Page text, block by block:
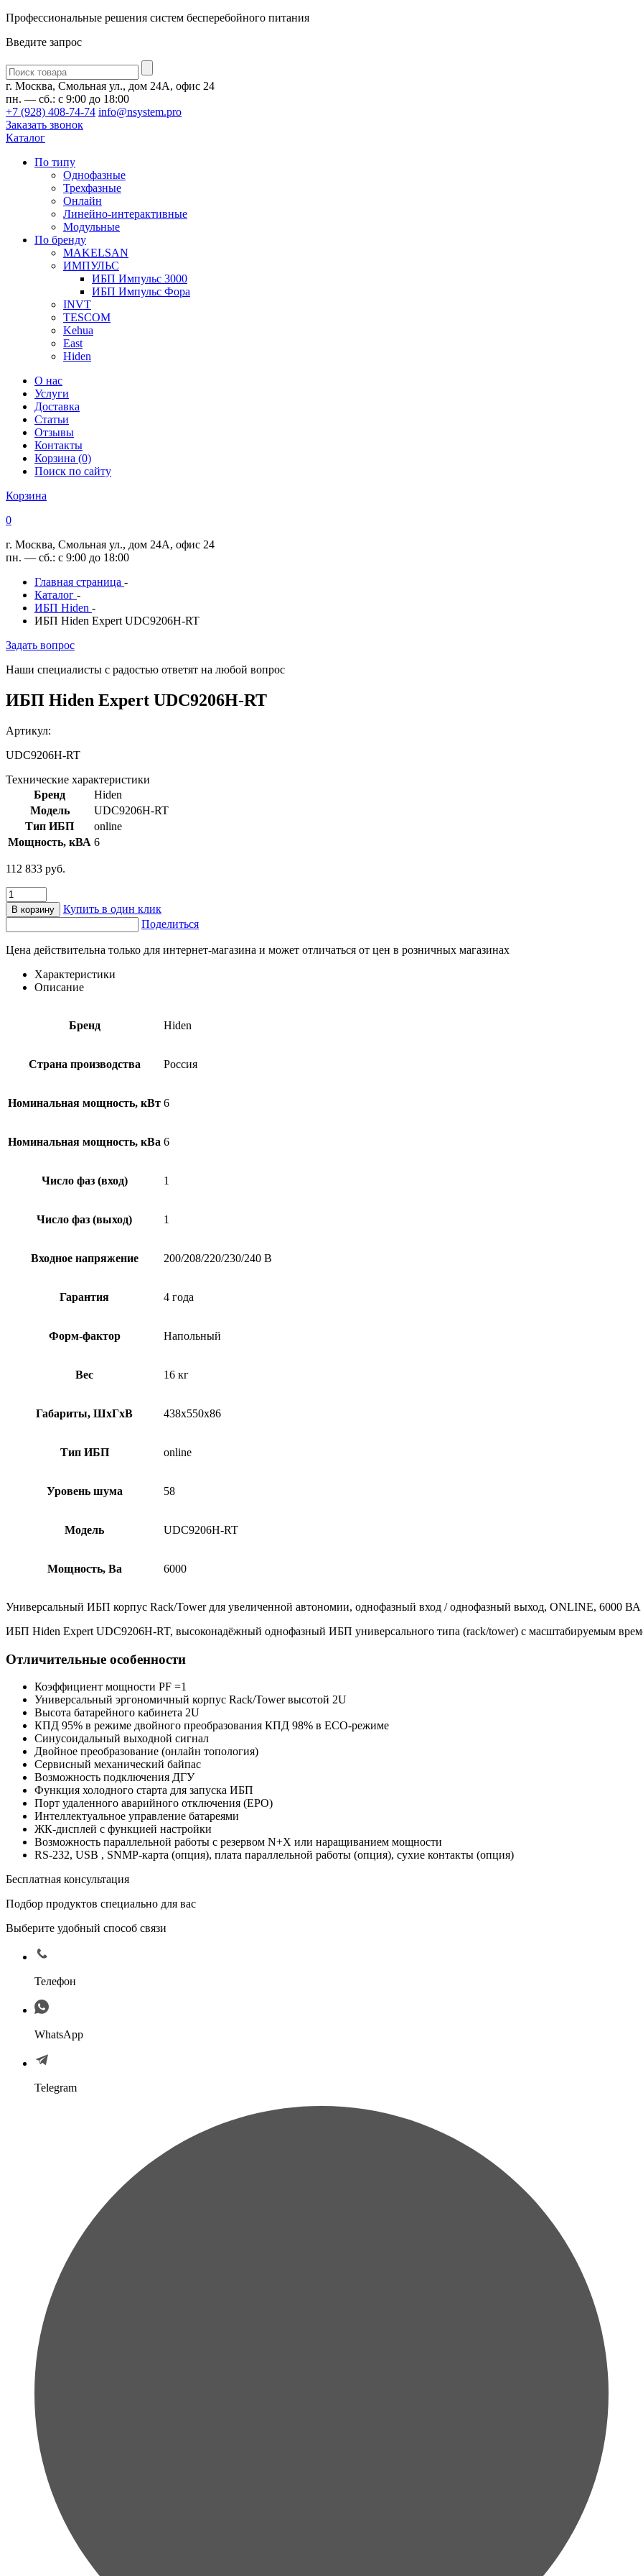
Профессиональные решения систем бесперебойного питания
Введите запрос
Введите
запрос
г. Москва, Смольная ул., дом 24А, офис 24
пн. — сб.: с 9:00 до 18:00
+7 (928) 408-74-74 info@nsystem.pro
Заказать звонок
Каталог
По типу
Однофазные
Трехфазные
Онлайн
Линейно-интерактивные
Модульные
По бренду
MAKELSAN
ИМПУЛЬС
ИБП Импульс 3000
ИБП Импульс Фора
INVT
TESCOM
Kehua
East
Hiden
О нас
Услуги
Доставка
Статьи
Отзывы
Контакты
Корзина (0)
Поиск по сайту
Корзина
0
г. Москва, Смольная ул., дом 24А, офис 24
пн. — сб.: с 9:00 до 18:00
Главная страница -
Каталог -
ИБП Hiden -
ИБП Hiden Expert UDC9206H-RT
Задать вопрос
Наши специалисты с радостью ответят на любой вопрос
ИБП Hiden Expert UDC9206H-RT
Артикул:
UDC9206H-RT
Технические характеристики
Бренд
Hiden
Модель
UDC9206H-RT
Тип ИБП
online
Мощность, кВА 6
112 833 руб.
Количество
товара
ИБП
Hiden
Expert
UDC9206H-
В корзину
Купить в один клик
Поделиться
Цена действительна только для интернет-магазина и может отличаться от цен в розничных магазинах
Характеристики
Описание
Бренд Hiden
Страна производства Россия
Номинальная мощность, кВт 6
Номинальная мощность, кВа 6
Число фаз (вход) 1
Число фаз (выход) 1
Входное напряжение 200/208/220/230/240 В
Гарантия 4 года
Форм-фактор Напольный
Вес 16 кг
Габариты, ШхГхВ 438x550x86
Тип ИБП online
Уровень шума 58
Модель UDC9206H-RT
Мощность, Ва 6000
Универсальный ИБП корпус Rack/Tower для увеличенной автономии, однофазный вход / однофазный выход, ONLINE, 6000 ВА
ИБП Hiden Expert UDC9206H-RT, высоконадёжный однофазный ИБП универсального типа (rack/tower) c масштабируемым
Отличительные особенности
Коэффициент мощности PF =1
Универсальный эргономичный корпус Rack/Tower высотой 2U
Высота батарейного кабинета 2U
КПД 95% в режиме двойного преобразования КПД 98% в ЕСО-режиме
Синусоидальный выходной сигнал
Двойное преобразование (онлайн топология)
Сервисный механический байпас
Возможность подключения ДГУ
Функция холодного старта для запуска ИБП
Порт удаленного аварийного отключения (EPO)
Интеллектуальное управление батареями
ЖК-дисплей с функцией настройки
Возможность параллельной работы с резервом N+X или наращиванием мощности
RS-232, USB , SNMP-карта (опция), плата параллельной работы (опция), сухие контакты (опция)
Бесплатная консультация
Подбор продуктов специально для вас
Выберите удобный способ связи
Телефон
WhatsApp
Telegram